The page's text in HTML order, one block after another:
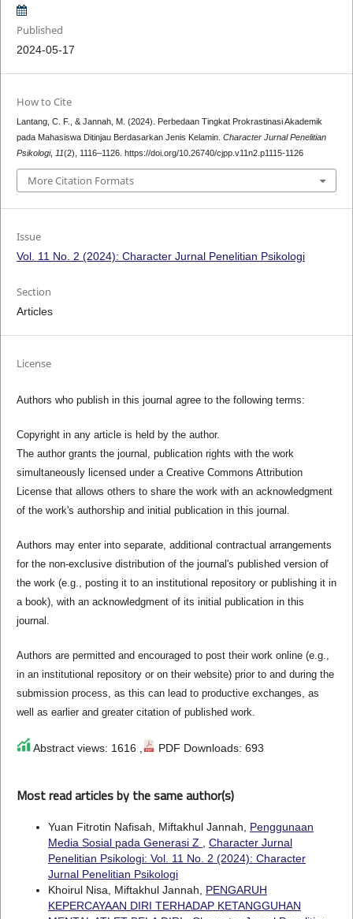
Published
2024-05-17
How to Cite
Lantang, C. F., & Jannah, M. (2024). Perbedaan Tingkat Prokrastinasi Akademik
pada Mahasiswa Ditinjau Berdasarkan Jenis Kelamin. Character Jurnal Penelitian
Psikologi, 11(2), 1116–1126. https://doi.org/10.26740/cjpp.v11n2.p1115-1126
More Citation Formats
Issue
Vol. 11 No. 2 (2024): Character Jurnal Penelitian Psikologi
Section
Articles
License
Authors who publish in this journal agree to the following terms:
Copyright in any article is held by the author.
The author grants the journal, publication rights with the work
simultaneously licensed under a Creative Commons Attribution
License that allows others to share the work with an acknowledgment
of the work's authorship and initial publication in this journal.
Authors may enter into separate, additional contractual arrangements
for the non-exclusive distribution of the journal's published version of
the work (e.g., posting it to an institutional repository or publishing it in
a book), with an acknowledgment of its initial publication in this
journal.
Authors are permitted and encouraged to post their work online (e.g.,
in an institutional repository or on their website) prior to and during the
submission process, as this can lead to productive exchanges, as
well as earlier and greater citation of published work.
Abstract views: 1616 , PDF Downloads: 693
Most read articles by the same author(s)
Yuan Fitrotin Nafisah, Miftakhul Jannah, Penggunaan
Media Sosial pada Generasi Z , Character Jurnal
Penelitian Psikologi: Vol. 11 No. 2 (2024): Character
Jurnal Penelitian Psikologi
Khoirul Nisa, Miftakhul Jannah, PENGARUH
KEPERCAYAAN DIRI TERHADAP KETANGGUHAN